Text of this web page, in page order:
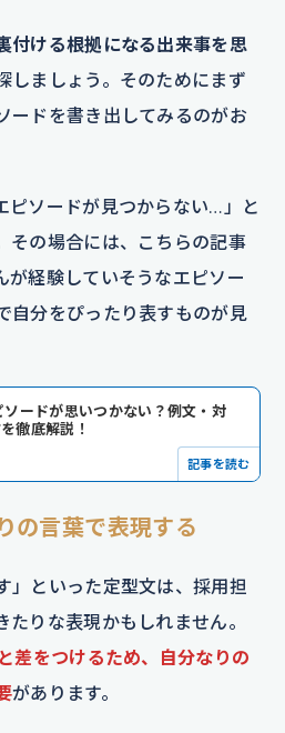
付ける根拠になる出来事を思
しましょう。そのためにまず
ードを書き出してみるのがお
ピソードが見つからない…」と
その場合には、こちらの記事
が経験していそうなエピソー
自分をぴったり表すものが見
ソードが思いつかない？例文・対
徹底解説！
記事を読む
の言葉で表現する
」といった定型文は、採用担
りな表現かもしれません。
差をつけるため、自分なりの
があります。